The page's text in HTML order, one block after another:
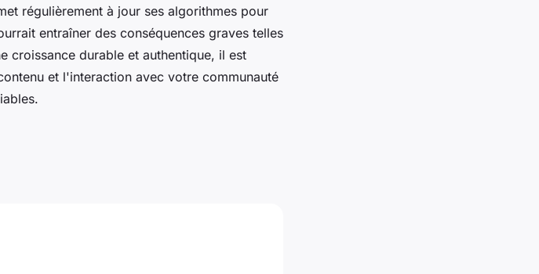
régulièrement à jour ses algorithmes pour
entraîner des conséquences graves telles
croissance durable et authentique, il est
et l'interaction avec votre communauté